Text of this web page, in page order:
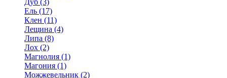
Дуб (3)
Ель (17)
Клен (11)
Лещина (4)
Липа (8)
Лох (2)
Магнолия (1)
Магония (1)
Можжевельник (2)